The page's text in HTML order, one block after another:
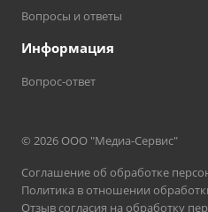
Вопросы и ответы
Информация
Вопрос-ответ
© 2026 ООО "Медиа-Сервис"
Соглашение об обработке
Политика в отношении
Отзыв согласия на обработку